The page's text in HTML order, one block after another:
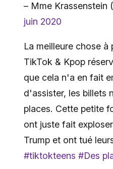
– Mme Krassenstein
juin 2020
La meilleure chose
TikTok & Kpop
que cela n'a en fait
d'assister, les billets
places. Cette petite
ont juste fait
Trump et ont tué
#tiktokteens #Des